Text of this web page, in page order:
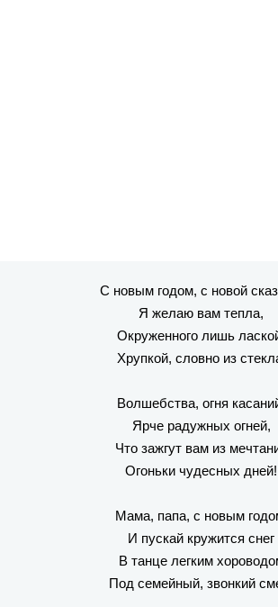
С новым годом, с новой
Я желаю вам тепла,
Окруженного лишь
Хрупкой, словно из
Волшебства, огня
Ярче радужных огней,
Что зажгут вам из
Огоньки чудесных дней!
Мама, папа, с новым
И пускай кружится снег
В танце легким
Под семейный, звонкий